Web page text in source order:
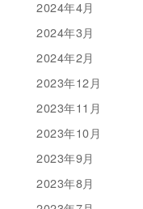
2024年4月
2024年3月
2024年2月
2023年12月
2023年11月
2023年10月
2023年9月
2023年8月